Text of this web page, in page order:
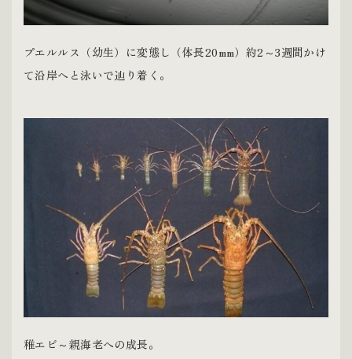
プエルルス（幼生）に変態し（体長20mm）約2～3週間かけ
て沿岸へと泳いで辿り着く。
稚エビ～親海老への成長。